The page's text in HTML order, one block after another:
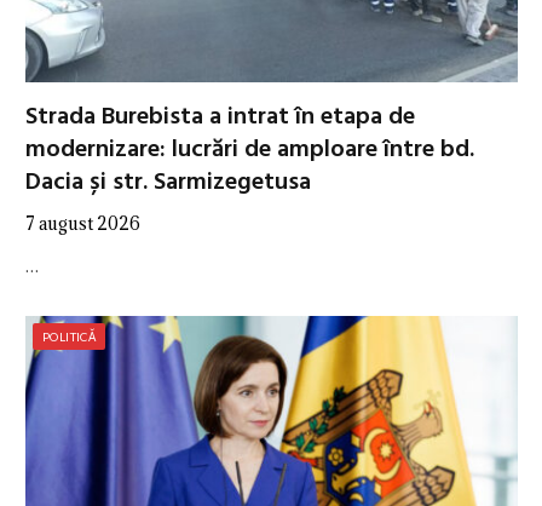
Strada Burebista a intrat în etapa de
modernizare: lucrări de amploare între bd.
Dacia și str. Sarmizegetusa
7 august 2026
…
POLITICĂ